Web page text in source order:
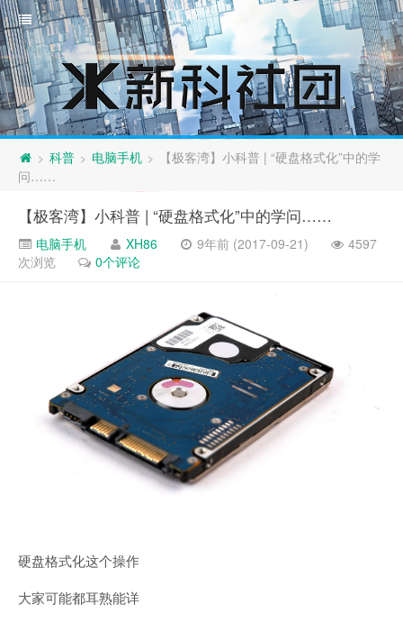
> 科普 > 电脑手机 >
【极客湾】小科普 | “硬盘格式化”中的学
问……
【极客湾】小科普 | “硬盘格式化”中的学问……
电脑手机 XH86 9年前 (2017-09-21)
4597
次浏览
0个评论
硬盘格式化这个操作
大家可能都耳熟能详